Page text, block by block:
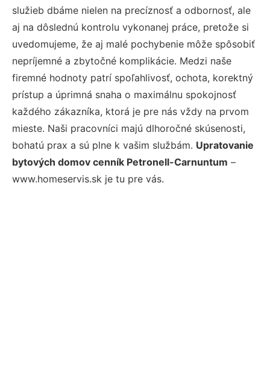
služieb dbáme nielen na precíznosť a odbornosť, ale
aj na dôslednú kontrolu vykonanej práce, pretože si
uvedomujeme, že aj malé pochybenie môže spôsobiť
nepríjemné a zbytočné komplikácie. Medzi naše
firemné hodnoty patrí spoľahlivosť, ochota, korektný
prístup a úprimná snaha o maximálnu spokojnosť
každého zákazníka, ktorá je pre nás vždy na prvom
mieste. Naši pracovníci majú dlhoročné skúsenosti,
bohatú prax a sú plne k vašim službám. Upratovanie
bytových domov cenník Petronell-Carnuntum –
www.homeservis.sk je tu pre vás.